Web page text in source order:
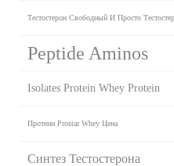
Тестостерон Свободный И Просто
Peptide Aminos
Isolates Protein Whey Protein
Протеин Prostar Whey Цена
Синтез Тестостерона